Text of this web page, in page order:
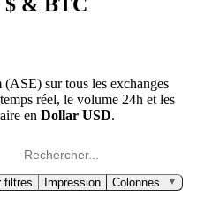
(ASE) sur tous les exchanges
réel, le volume 24h et les
en Dollar USD.
filtres Impression Colonnes ▼